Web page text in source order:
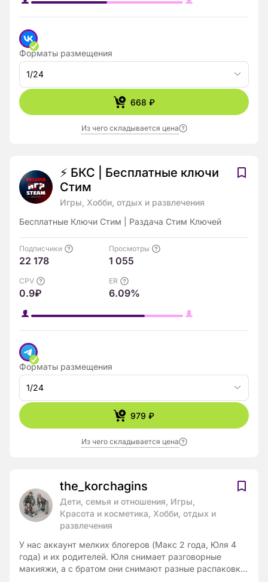
Форматы размещения
1/24
668 ₽
Из чего складывается цена
⚡ БКС | Бесплатные ключи
Стим
Игры, Хобби, отдых и развлечения
Бесплатные Ключи Стим | Раздача Стим Ключей
Подписчики
22 178
Просмотры
1 055
CPV
0.9₽
ER
6.09%
Форматы размещения
1/24
979 ₽
Из чего складывается цена
the_korchagins
Дети, семья и отношения, Игры,
Красота и косметика, Хобби, отдых и
развлечения
У нас аккаунт мелких блогеров (Макс 2 года, Юля 4
года) и их родителей. Юля снимает разговорные
макияжи, а с братом они снимают разные распаковки